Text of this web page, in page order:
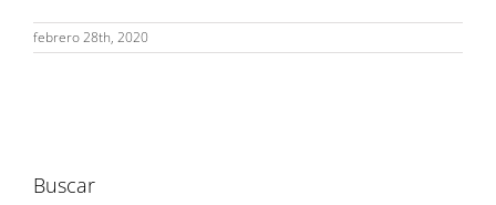
febrero 28th, 2020
Buscar